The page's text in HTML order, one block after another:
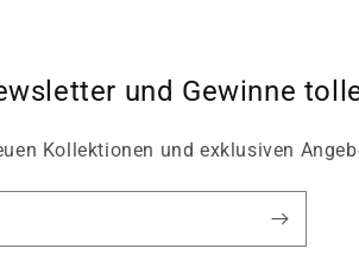
und Gewinne
Kollektionen und exklusiven